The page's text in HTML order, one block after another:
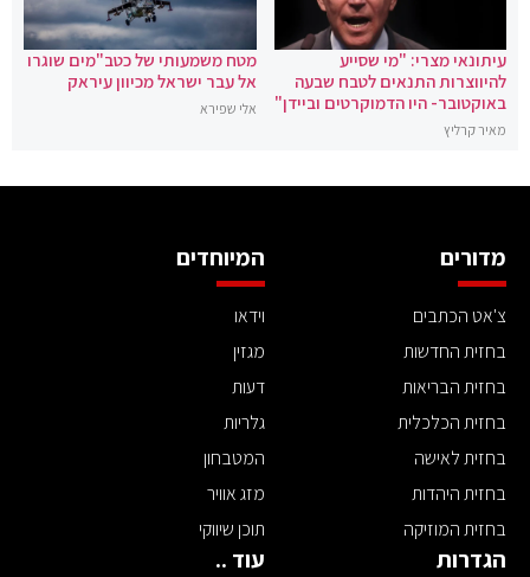
עיתונאי מצרי: "מי שסייע
להיווצרות התנאים לטבח שבעה
באוקטובר- היו הדמוקרטים וביידן"
מאיר קרליץ
מטח משמעותי של כטב"מים שוגרו
אל עבר ישראל מכיוון עיראק
אלי שפירא
מדורים
צ'אט הכתבים
בחזית החדשות
בחזית הבריאות
בחזית הכלכלית
בחזית לאישה
בחזית היהדות
בחזית המוזיקה
המיוחדים
וידאו
מגזין
דעות
גלריות
המטבחון
מזג אוויר
תוכן שיווקי
הגדרות עוד ..